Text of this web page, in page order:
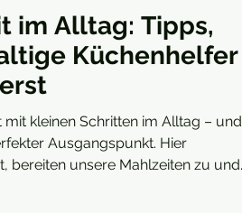
im Alltag: Tipps,
Küchenhelfer
kleinen Schritten im Alltag – und
Ausgangspunkt. Hier
bereiten unsere Mahlzeiten zu und